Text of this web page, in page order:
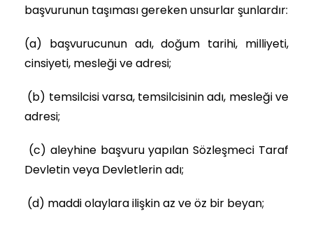
başvurunun taşıması gereken unsurlar şunlardır:
(a) başvurucunun adı, doğum tarihi, milliyeti,
cinsiyeti, mesleği ve adresi;
(b) temsilcisi varsa, temsilcisinin adı, mesleği ve
adresi;
(c) aleyhine başvuru yapılan Sözleşmeci Taraf
Devletin veya Devletlerin adı;
(d) maddi olaylara ilişkin az ve öz bir beyan;